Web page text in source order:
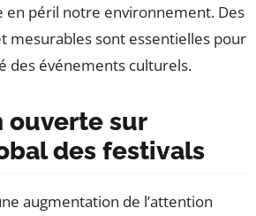
en péril notre environnement. Des
mesurables sont essentielles pour
des événements culturels.
ouverte sur
des festivals
augmentation de l’attention